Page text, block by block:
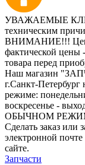
УВАЖАЕМЫЕ
техническим
ВНИМАНИЕ!!! Цена
фактической
товара перед
Наш магазин
г.Санкт-Петербург
режиме:
воскресенье -
ОБЫЧНОМ
Сделать заказ или
электронной
сайте.
Запчасти